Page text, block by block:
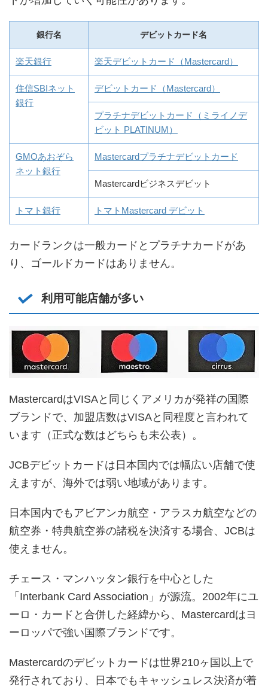
銀行名 デビットカード名
楽天銀行 楽天デビットカード（Mastercard）
住信SBIネット
銀行
デビットカード（Mastercard）
プラチナデビットカード（ミライノデ
ビット PLATINUM）
GMOあおぞら
ネット銀行
Mastercardプラチナデビットカード
Mastercardビジネスデビット
トマト銀行 トマトMastercard デビット
カードランクは一般カードとプラチナカードがあ
り、ゴールドカードはありません。
利用可能店舗が多い
MastercardはVISAと同じくアメリカが発祥の国際
ブランドで、加盟店数はVISAと同程度と言われて
います（正式な数はどちらも未公表）。
JCBデビットカードは日本国内では幅広い店舗で使
えますが、海外では弱い地域があります。
日本国内でもアビアンカ航空・アラスカ航空などの
航空券・特典航空券の諸税を決済する場合、JCBは
使えません。
チェース・マンハッタン銀行を中心とした
「Interbank Card Association」が源流。2002年にユ
ーロ・カードと合併した経緯から、Mastercardはヨ
ーロッパで強い国際ブランドです。
Mastercardのデビットカードは世界210ヶ国以上で
発行されており、日本でもキャッシュレス決済が着